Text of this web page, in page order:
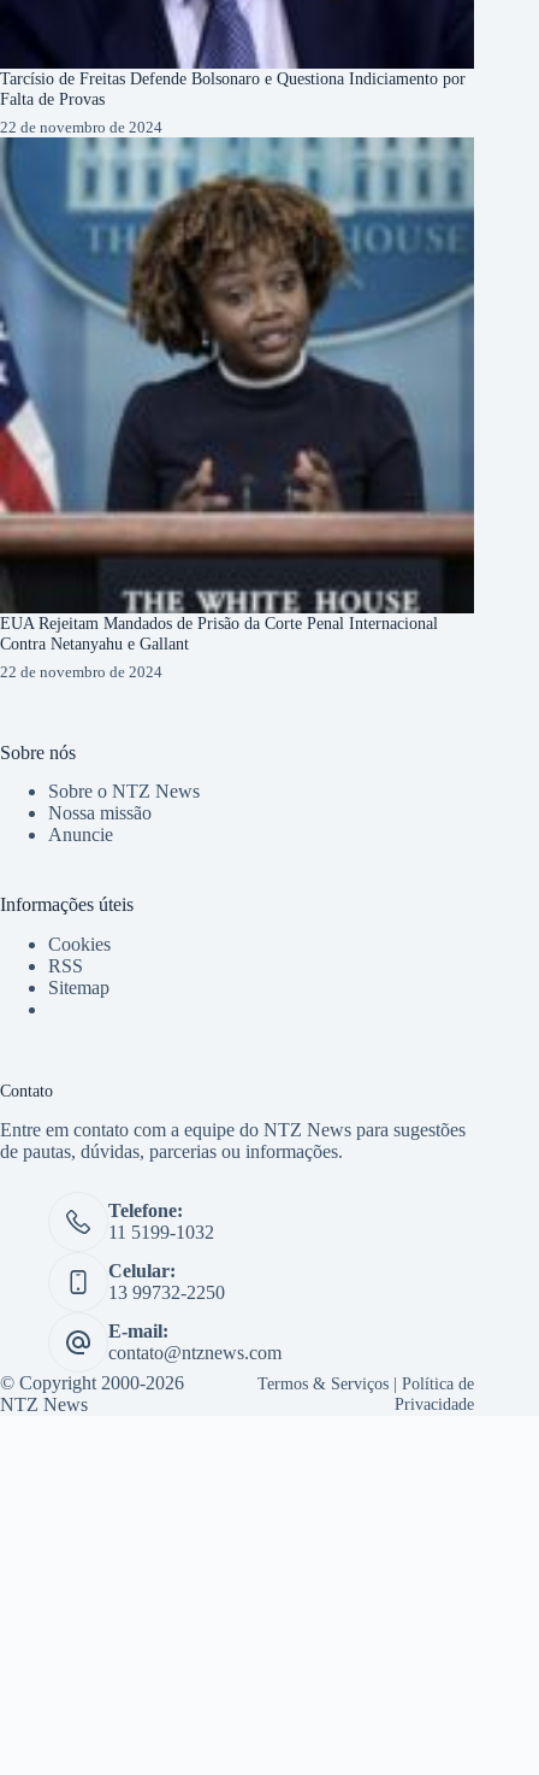
Tarcísio de Freitas Defende Bolsonaro e Questiona Indiciamento por
Falta de Provas
22 de novembro de 2024
EUA Rejeitam Mandados de Prisão da Corte Penal Internacional
Contra Netanyahu e Gallant
22 de novembro de 2024
Sobre nós
Sobre o NTZ News
Nossa missão
Anuncie
Informações úteis
Cookies
RSS
Sitemap
Contato
Entre em contato com a equipe do NTZ News para sugestões
de pautas, dúvidas, parcerias ou informações.
Telefone:
11 5199-1032
Celular:
13 99732-2250
E-mail:
contato@ntznews.com
© Copyright 2000-2026
NTZ News
Termos & Serviços |Política de
Privacidade